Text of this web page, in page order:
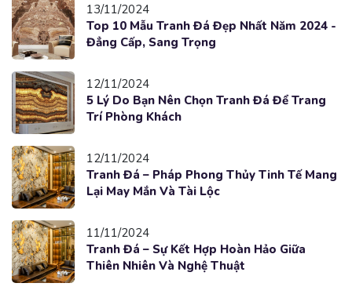
13/11/2024
Top 10 Mẫu Tranh Đá Đẹp Nhất Năm 2024 -
Đẳng Cấp, Sang Trọng
12/11/2024
5 Lý Do Bạn Nên Chọn Tranh Đá Để Trang
Trí Phòng Khách
12/11/2024
Tranh Đá – Pháp Phong Thủy Tinh Tế Mang
Lại May Mắn Và Tài Lộc
11/11/2024
Tranh Đá – Sự Kết Hợp Hoàn Hảo Giữa
Thiên Nhiên Và Nghệ Thuật